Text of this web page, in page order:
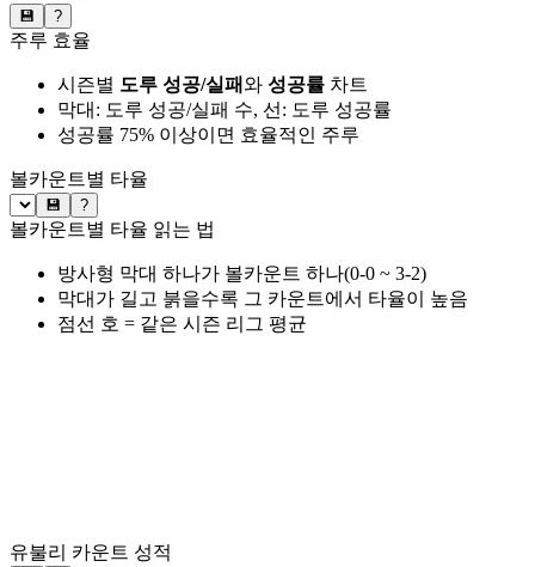
💾 ?
주루 효율
시즌별 도루 성공/실패와 성공률 차트
막대: 도루 성공/실패 수, 선: 도루 성공률
성공률 75% 이상이면 효율적인 주루
볼카운트별 타율
💾 ?
볼카운트별 타율 읽는 법
방사형 막대 하나가 볼카운트 하나(0-0 ~ 3-2)
막대가 길고 붉을수록 그 카운트에서 타율이 높음
점선 호 = 같은 시즌 리그 평균
유불리 카운트 성적